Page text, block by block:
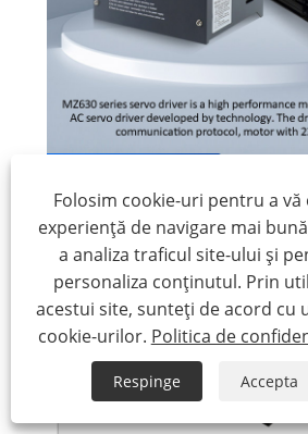
Folosim cookie-uri pentru a vă
experiență de navigare mai
a analiza traficul site-ului și
personaliza conținutul. Prin
acestui site, sunteți de acord cu
cookie-urilor. Politica de
Respinge Accepta